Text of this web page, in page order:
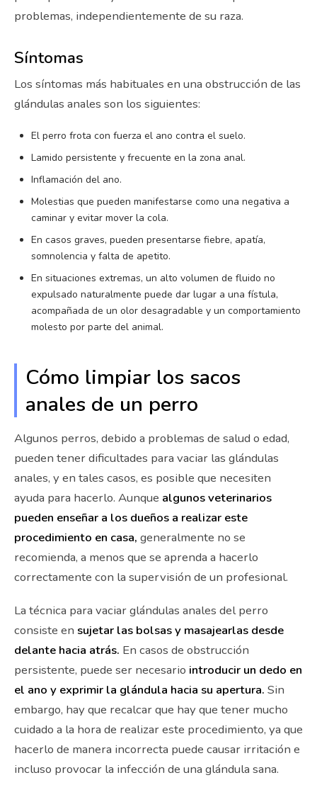
problemas, independientemente de su raza.
Síntomas
Los síntomas más habituales en una obstrucción de las
glándulas anales son los siguientes:
El perro frota con fuerza el ano contra el suelo.
Lamido persistente y frecuente en la zona anal.
Inflamación del ano.
Molestias que pueden manifestarse como una negativa a
caminar y evitar mover la cola.
En casos graves, pueden presentarse fiebre, apatía,
somnolencia y falta de apetito.
En situaciones extremas, un alto volumen de fluido no
expulsado naturalmente puede dar lugar a una fístula,
acompañada de un olor desagradable y un comportamiento
molesto por parte del animal.
Cómo limpiar los sacos
anales de un perro
Algunos perros, debido a problemas de salud o edad,
pueden tener dificultades para vaciar las glándulas
anales, y en tales casos, es posible que necesiten
ayuda para hacerlo. Aunque algunos veterinarios
pueden enseñar a los dueños a realizar este
procedimiento en casa, generalmente no se
recomienda, a menos que se aprenda a hacerlo
correctamente con la supervisión de un profesional.
La técnica para vaciar glándulas anales del perro
consiste en sujetar las bolsas y masajearlas desde
delante hacia atrás. En casos de obstrucción
persistente, puede ser necesario introducir un dedo en
el ano y exprimir la glándula hacia su apertura. Sin
embargo, hay que recalcar que hay que tener mucho
cuidado a la hora de realizar este procedimiento, ya que
hacerlo de manera incorrecta puede causar irritación e
incluso provocar la infección de una glándula sana.